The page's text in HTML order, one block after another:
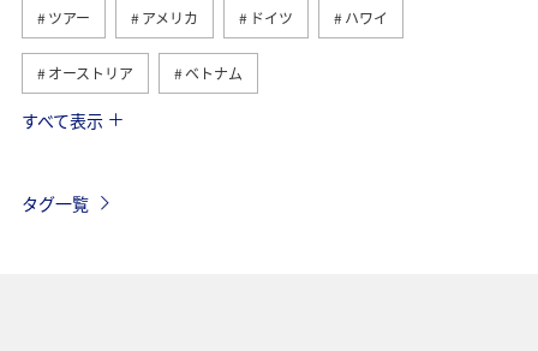
ツアー アメリカ ドイツ ハワイ
オーストリア ベトナム
フランス
すべて表示
タグ一覧